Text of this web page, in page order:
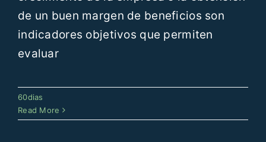
de un buen margen de beneficios son
indicadores objetivos que permiten
evaluar
60dias
Read More
60dias Expense Management 2021